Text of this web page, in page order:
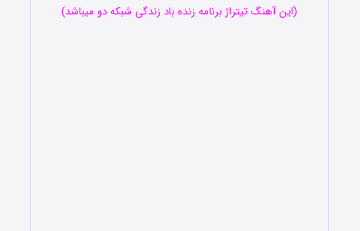
(این آهنگ تیتراژ برنامه زنده باد زندگی شبکه دو میباشد)